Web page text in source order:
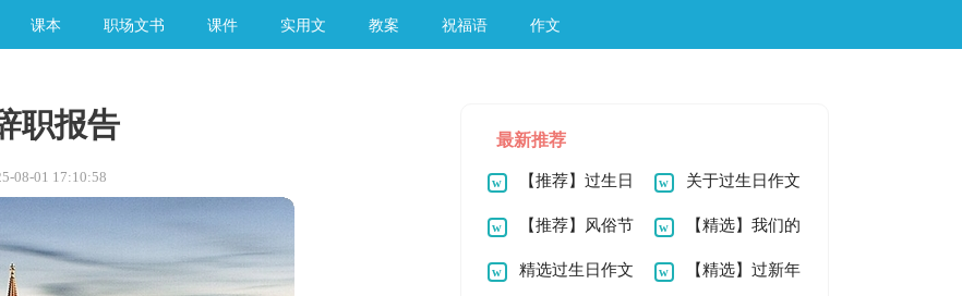
课本 职场文书 课件 实用文 教案 祝福语 作文
职报告
08-01 17:10:58
最新推荐
【推荐】过生日
作文100字四篇
关于过生日作文
200字4篇
【推荐】风俗节
日作文500字3篇
【精选】我们的
节日春节作文400字
精选过生日作文 【精选】过新年